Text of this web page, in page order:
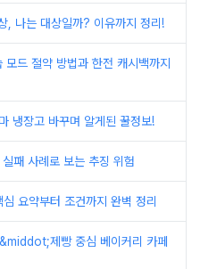
, 나는 대상일까? 이유까지 정리!
모드 절약 방법과 한전 캐시백까지
냉장고 바꾸며 알게된 꿀정보!
패 사례로 보는 추징 위험
요약부터 조건까지 완벽 정리
제빵 중심 베이커리 카페